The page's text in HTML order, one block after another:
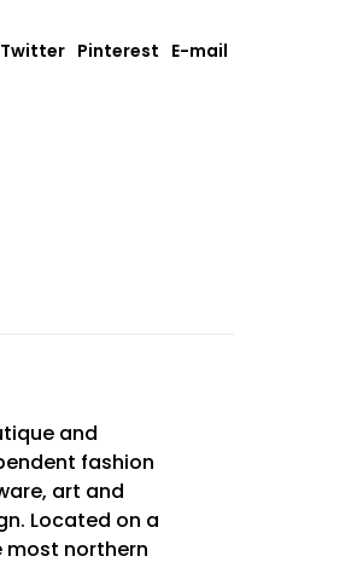
Twitter Pinterest E-mail
and
fashion
art and
Located on a
most northern